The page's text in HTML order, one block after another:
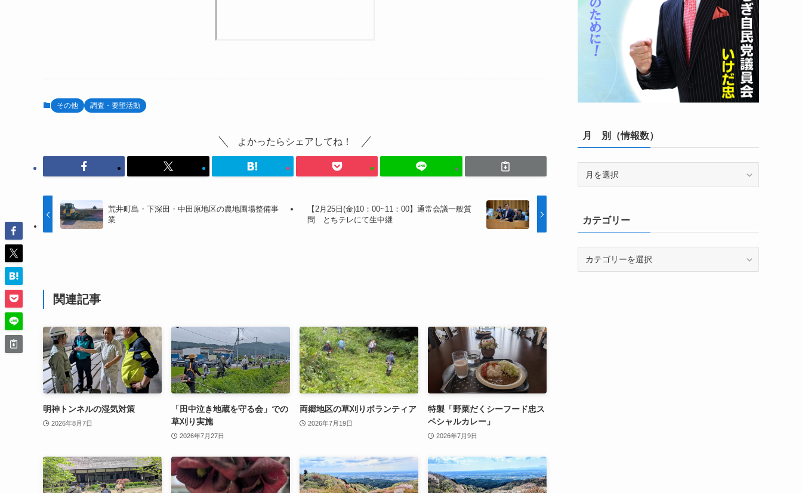
その他 調査・要望活動
よかったらシェアしてね！
荒井町島・下深田・中田原地区の農地圃場整備事
業
【2月25日(金)10：00~11：00】通常会議一般質
問 とちテレにて生中継
関連記事
明神トンネルの湿気対策
2026年8月7日
「田中泣き地蔵を守る会」での
草刈り実施
2026年7月27日
両郷地区の草刈りボランティア
2026年7月19日
特製「野菜だくシーフード忠ス
ペシャルカレー」
2026年7月9日
月 別（情報数）
数）
カテゴリー